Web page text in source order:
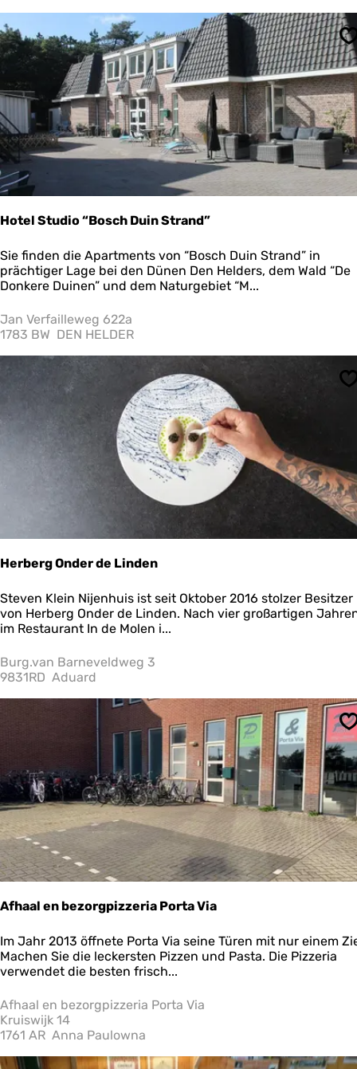
a
n
t
o
r
e
l
l
Hotel Studio “Bosch Duin Strand”
H
o
t
l
S
u
“
i
n
S
r
a
n
”
Sie finden die Apartments von “Bosch Duin Strand” in
prächtiger Lage bei den Dünen Den Helders, dem Wald “De
Donkere Duinen” und dem Naturgebiet “M...
Jan Verfailleweg 622a
1783 BW DEN HELDER
Herberg Onder de Linden
H
e
r
e
r
O
d
e
L
i
n
d
e
n
Steven Klein Nijenhuis ist seit Oktober 2016 stolzer Besitzer
von Herberg Onder de Linden. Nach vier großartigen
im Restaurant In de Molen i...
Burg.van Barneveldweg 3
9831RD Aduard
Afhaal en bezorgpizzeria Porta Via
A
f
h
a
l
e
b
Im Jahr 2013 öffnete Porta Via seine Türen mit nur einem
Machen Sie die leckersten Pizzen und Pasta. Die Pizzeria
verwendet die besten frisch...
Afhaal en bezorgpizzeria Porta Via
Kruiswijk 14
1761 AR Anna Paulowna